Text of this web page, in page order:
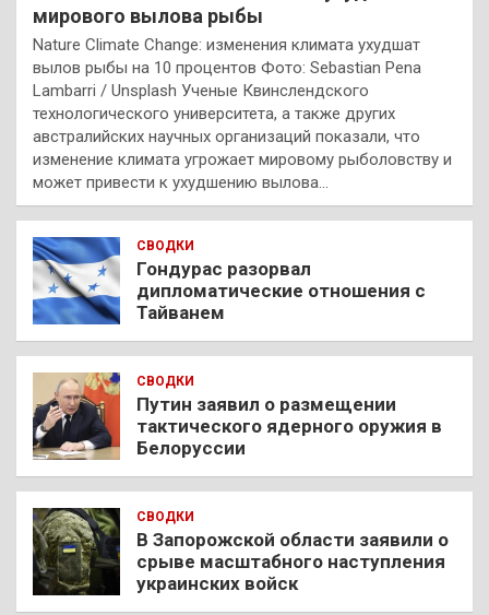
мирового вылова рыбы
Nature Climate Change: изменения климата ухудшат
вылов рыбы на 10 процентов Фото: Sebastian Pena
Lambarri / Unsplash Ученые Квинслендского
технологического университета, а также других
австралийских научных организаций показали, что
изменение климата угрожает мировому рыболовству и
может привести к ухудшению вылова…
СВОДКИ
Гондурас разорвал
дипломатические отношения с
Тайванем
СВОДКИ
Путин заявил о размещении
тактического ядерного оружия в
Белоруссии
СВОДКИ
В Запорожской области заявили о
срыве масштабного наступления
украинских войск